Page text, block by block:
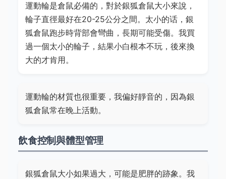
運動輪是倉鼠必備的，對於銀狐倉鼠大小來說，
輪子直徑最好在20-25公分之間。太小的话，銀
狐倉鼠跑步時背部會彎曲，長期可能受傷。我買
過一個太小的輪子，結果小白根本不玩，後來換
大的才肯用。
運動輪的材質也很重要，我偏好靜音的，因為銀
狐倉鼠常在晚上活動。
飲食控制與體型管理
銀狐倉鼠大小如果過大，可能是肥胖的跡象。我